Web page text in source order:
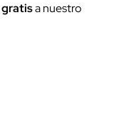
gratisa nuestro